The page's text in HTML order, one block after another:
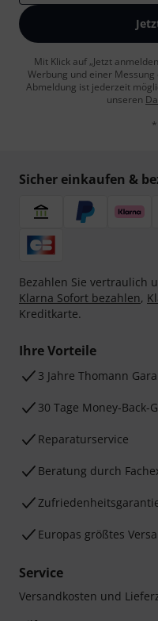
Mit Klick auf „Jetzt
Werbung und einer
Abmeldung ist jederzeit
unseren
Sicher einkaufen &
Bezahlen Sie vertraulich
Klarna Sofort bezahlen,
Kreditkarte.
Ihre Vorteile
3 Jahre Thomann
30 Tage Money-Back-
Reparaturservice
Beratung durch
Europas größtes
Service
Versandkosten und